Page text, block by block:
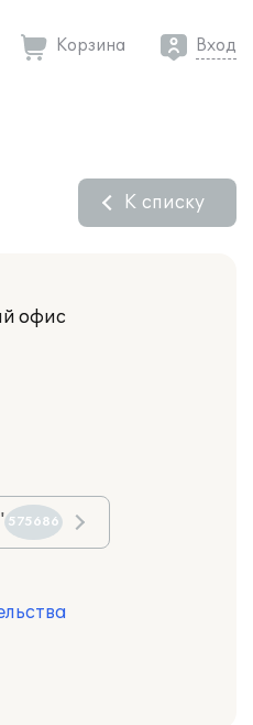
Корзина Вход
К списку
офис
575686